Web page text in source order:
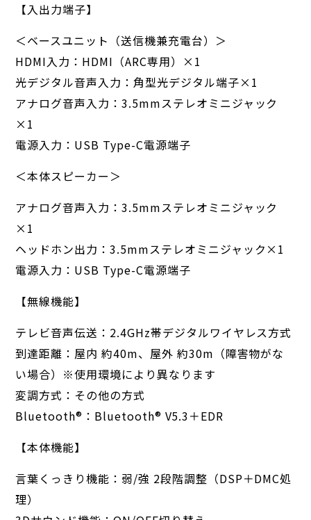
【入出力端子】
＜ベースユニット（送信機兼充電台）＞
HDMI入力：HDMI（ARC専用）×1
光デジタル音声入力：角型光デジタル端子×1
アナログ音声入力：3.5mmステレオミニジャック
×1
電源入力：USB Type-C電源端子
＜本体スピーカー＞
アナログ音声入力：3.5mmステレオミニジャック
×1
ヘッドホン出力：3.5mmステレオミニジャック×1
電源入力：USB Type-C電源端子
【無線機能】
テレビ音声伝送：2.4GHz帯デジタルワイヤレス方式
到達距離：屋内 約40m、屋外 約30m（障害物がな
い場合）※使用環境により異なります
変調方式：その他の方式
Bluetooth®︎：Bluetooth®︎ V5.3＋EDR
【本体機能】
言葉くっきり機能：弱/強 2段階調整（DSP＋DMC処
理）